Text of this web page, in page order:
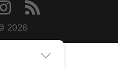
© 2026